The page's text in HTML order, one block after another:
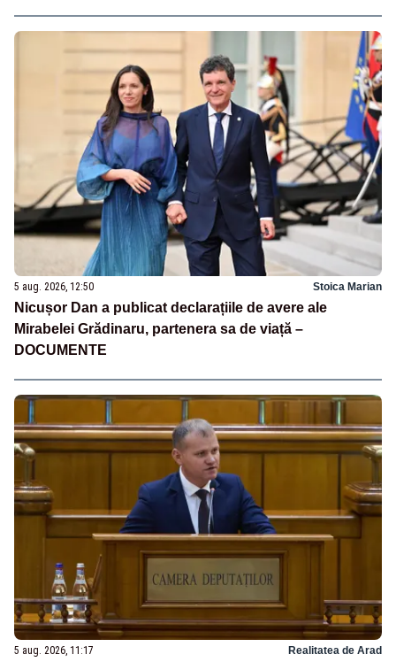
5 aug. 2026, 12:50 Stoica Marian
Nicușor Dan a publicat declarațiile de avere ale
Mirabelei Grădinaru, partenera sa de viață –
DOCUMENTE
5 aug. 2026, 11:17 Realitatea de Arad